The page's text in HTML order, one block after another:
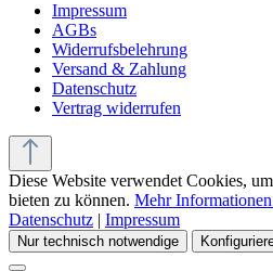
Impressum
AGBs
Widerrufsbelehrung
Versand & Zahlung
Datenschutz
Vertrag widerrufen
Diese Website verwendet Cookies,
bieten zu können. Mehr
Datenschutz | Impressum
Nur technisch notwendige